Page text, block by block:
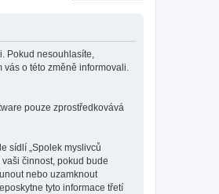
Pokud nesouhlasíte,
o této změně informovali.
pouze zprostředkovává
sídlí „Spolek myslivců
činnost, pokud bude
nebo uzamknout
tyto informace třetí